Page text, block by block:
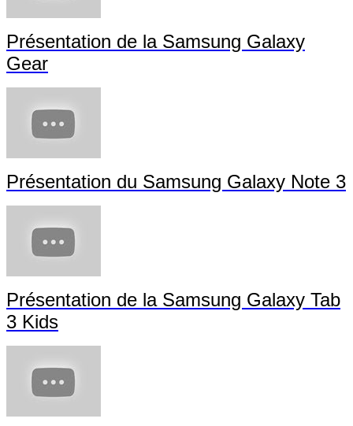
Présentation de la Samsung Galaxy
Gear
Présentation du Samsung Galaxy Note 3
Présentation de la Samsung Galaxy Tab
3 Kids